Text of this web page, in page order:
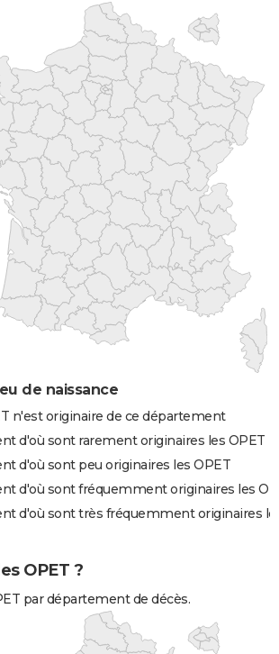
de naissance
n'est originaire de ce département
d'où sont rarement originaires les OPET
d'où sont peu originaires les OPET
d'où sont fréquemment originaires les
d'où sont très fréquemment originaires
OPET ?
par département de décès.